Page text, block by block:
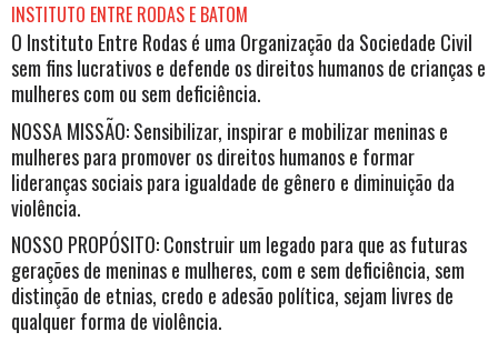
INSTITUTO ENTRE RODAS E BATOM
O Instituto Entre Rodas é uma Organização da Sociedade Civil
sem fins lucrativos e defende os direitos humanos de crianças e
mulheres com ou sem deficiência.
NOSSA MISSÃO: Sensibilizar, inspirar e mobilizar meninas e
mulheres para promover os direitos humanos e formar
lideranças sociais para igualdade de gênero e diminuição da
violência.
NOSSO PROPÓSITO: Construir um legado para que as futuras
gerações de meninas e mulheres, com e sem deficiência, sem
distinção de etnias, credo e adesão política, sejam livres de
qualquer forma de violência.